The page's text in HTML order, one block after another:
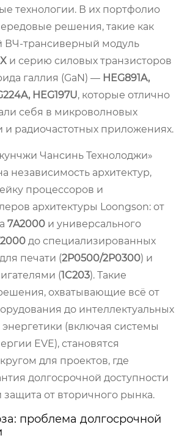
технологии. В их портфолио
решения, такие как
ВЧ-трансиверный модуль
и серию силовых транзисторов
галлия (GaN) — HEG891A,
HEG197U, которые отлично
себя в микроволновых
и радиочастотных приложениях.
Чансинь Технолоджи»
независимость архитектур,
процессоров и
архитектуры Loongson: от
7A2000 и универсального
до специализированных
печати (2P0500/2P0300) и
(1C203). Такие
охватывающие всё от
до интеллектуальных
энергетики (включая системы
EVE), становятся
для проектов, где
долгосрочной доступности
от вторичного рынка.
проблема долгосрочной